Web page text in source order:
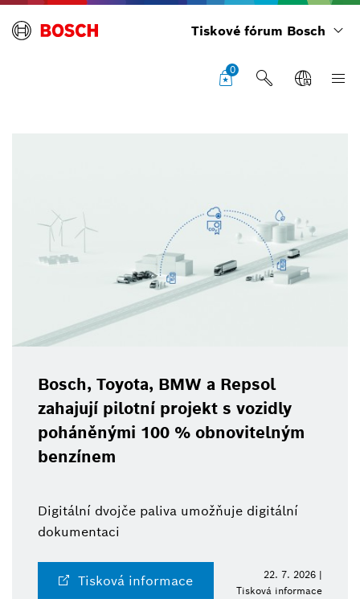
Tiskové fórum Bosch
0
Bosch, Toyota, BMW a Repsol
zahajují pilotní projekt s vozidly
poháněnými 100 % obnovitelným
benzínem
Digitální dvojče paliva umožňuje digitální
dokumentaci
Tisková informace
22. 7. 2026 |
Tisková informace